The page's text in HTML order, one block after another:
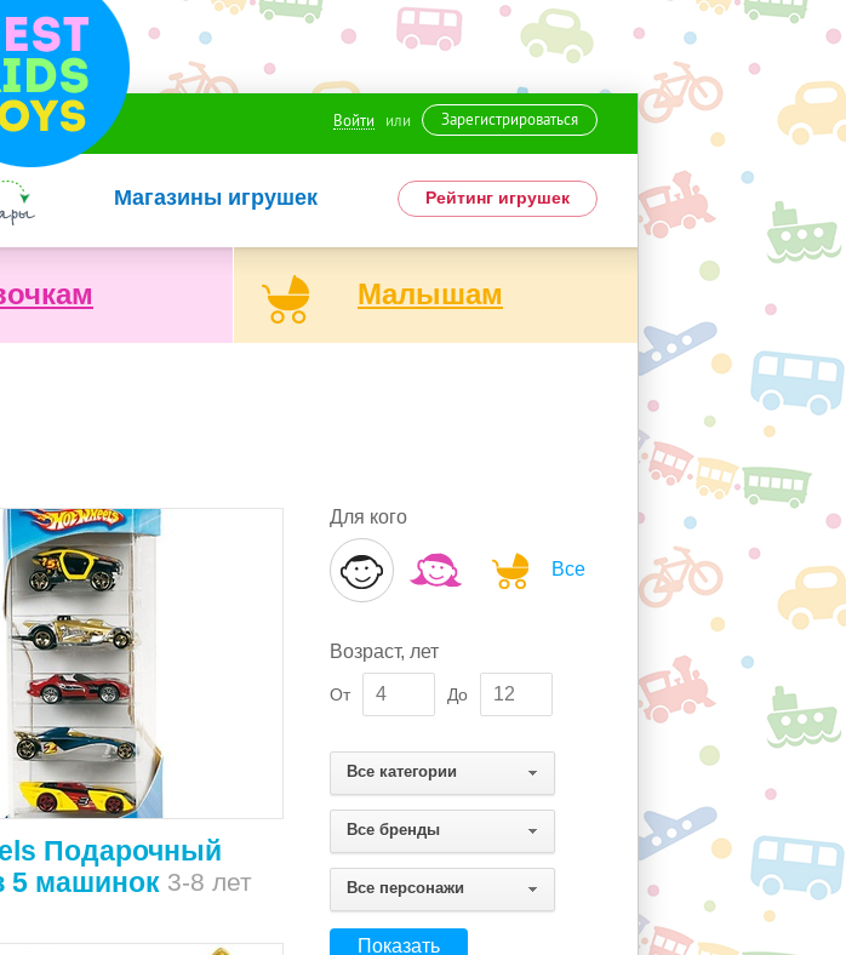
Войти или Зарегистрироваться
Магазины игрушек Рейтинг игрушек
Малышам
Подарочный
5 машинок 3-8 лет
Для кого
Все
Возраст, лет
От До
Все категории
Все бренды
Все персонажи